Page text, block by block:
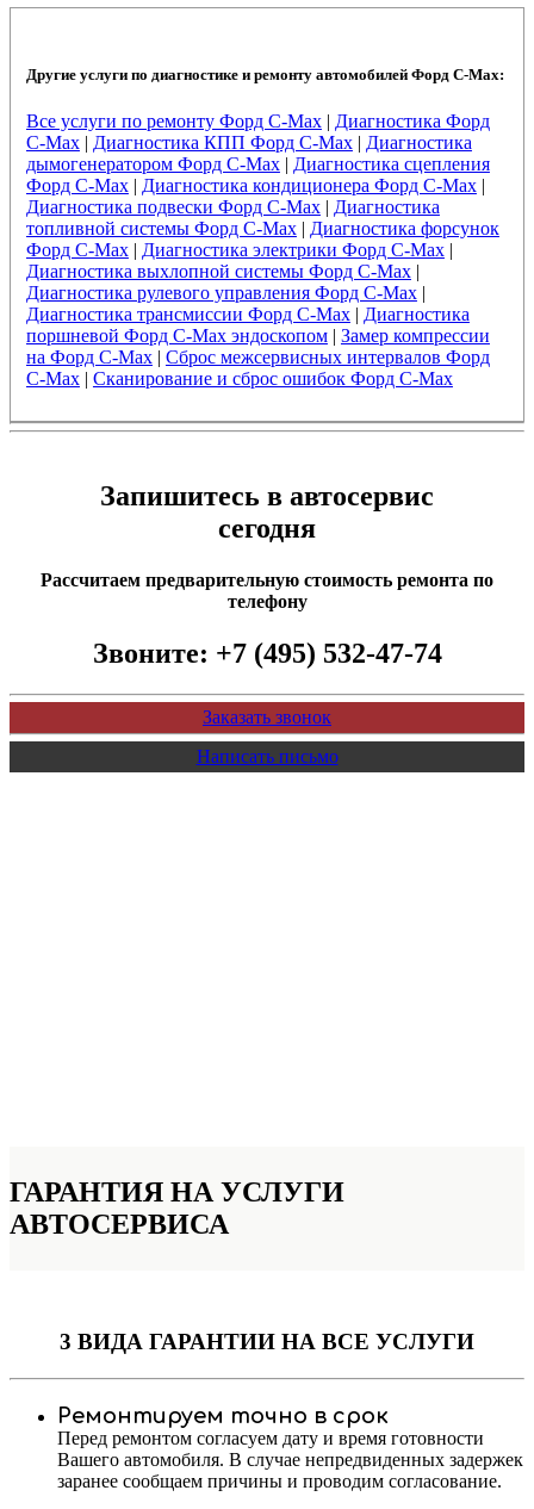
Другие услуги по диагностике и ремонту автомобилей Форд C-Max:
Все услуги по ремонту Форд C-Max| Диагностика Форд
C-Max| Диагностика КПП Форд C-Max| Диагностика
дымогенератором Форд C-Max| Диагностика сцепления
Форд C-Max| Диагностика кондиционера Форд C-Max|
Диагностика подвески Форд C-Max| Диагностика
топливной системы Форд C-Max| Диагностика форсунок
Форд C-Max| Диагностика электрики Форд C-Max|
Диагностика выхлопной системы Форд C-Max|
Диагностика рулевого управления Форд C-Max|
Диагностика трансмиссии Форд C-Max| Диагностика
поршневой Форд C-Max эндоскопом| Замер компрессии
на Форд C-Max| Сброс межсервисных интервалов Форд
C-Max| Сканирование и сброс ошибок Форд C-Max
Запишитесь в автосервис
сегодня
Рассчитаем предварительную стоимость ремонта по
телефону
Звоните: +7 (495) 532-47-74
Заказать звонок
Написать письмо
ГАРАНТИЯ НА УСЛУГИ
АВТОСЕРВИСА
3 ВИДА ГАРАНТИИ НА ВСЕ УСЛУГИ
Ремонтируем точно в срок
Перед ремонтом согласуем дату и время готовности
Вашего автомобиля. В случае непредвиденных задержек
заранее сообщаем причины и проводим согласование.